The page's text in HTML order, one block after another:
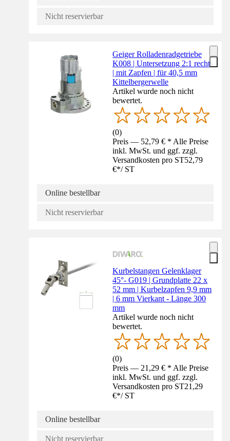
Nicht reservierbar
Geiger Rolladenradgetriebe
K008 | Untersetzung 2:1 rechts
| mit Zapfen | für 40,5 mm
Kittelbergerwelle
Artikel wurde noch nicht
bewertet.
(0)
Preis — 52,79 € * Alle Preise
inkl. MwSt. und ggf. zzgl.
Versandkosten pro ST52,79
€*/ ST
Online bestellbar
Nicht reservierbar
Kurbelstangen Gelenklager
45°- G019 | Grundplatte 22 x
52 mm | Kurbelzapfen 9,9 mm
| 6 mm Vierkant - Länge 300
mm
Artikel wurde noch nicht
bewertet.
(0)
Preis — 21,29 € * Alle Preise
inkl. MwSt. und ggf. zzgl.
Versandkosten pro ST21,29
€*/ ST
Online bestellbar
Nicht reservierbar